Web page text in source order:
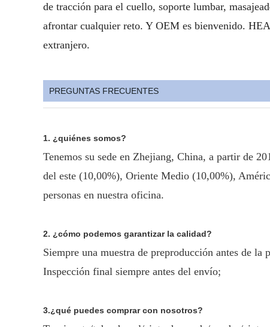
de tracción para el cuello, soporte lumbar,
afrontar cualquier reto. Y OEM es bienvenido.
extranjero.
PREGUNTAS FRECUENTES
1. ¿quiénes somos?
Tenemos su sede en Zhejiang, China, a partir de
del este (10,00%), Oriente Medio (10,00%),
personas en nuestra oficina.
2. ¿cómo podemos garantizar la calidad?
Siempre una muestra de preproducción antes de la
Inspección final siempre antes del envío;
3.¿qué puedes comprar con nosotros?